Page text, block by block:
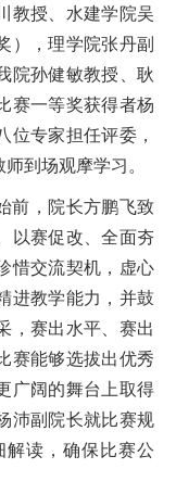
教授、水建学院吴
），理学院张丹副
院孙健敏教授、耿
赛一等奖获得者杨
位专家担任评委，
到场观摩学习。
前，院长方鹏飞致
以赛促改、全面夯
惜交流契机，虚心
进教学能力，并鼓
，赛出水平、赛出
赛能够选拔出优秀
广阔的舞台上取得
沛副院长就比赛规
读，确保比赛公